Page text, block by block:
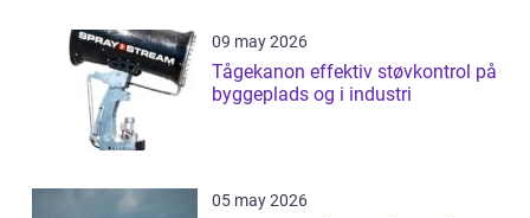
09 may 2026
Tågekanon effektiv støvkontrol på
byggeplads og i industri
05 may 2026